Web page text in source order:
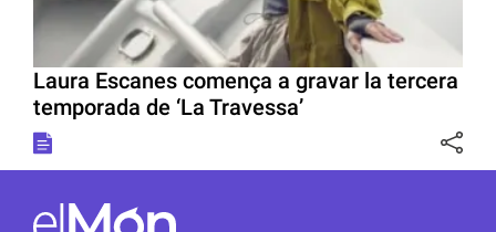
Laura Escanes comença a gravar la tercera
temporada de ‘La Travessa’